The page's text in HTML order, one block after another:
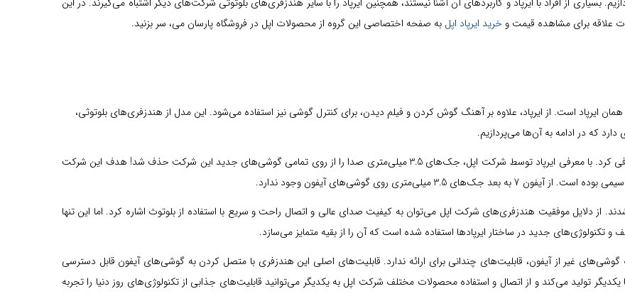
علاقه برای مشاهده قیمت و خرید ایرپاد اپل به صفحه اختصاصی این گروه از محصولات اپل در فروشگاه پارسان می،‌ سر بزنید.
ایرپاد‌ است. از ایرپاد، علاوه بر آهنگ گوش کردن و فیلم دیدن، برای کنترل گوشی نیز استفاده می‌شود. این مدل از هندزفری‌های بلوتوثی،
که در ادامه به آن‌ها می‌پردازیم.
شرکت اپل در سال 2016 برای اولین بار ایرپاد را با گوشی آیفون 7 معرفی کرد. با معرفی ایرپاد توسط شرکت اپل، جک‌های 3.5 میلی‌متری صدا را از روی تمامی گوشی‌های جدید این شرکت حذف شد! هدف این شرکت
روی گوشی‌های آیفون وجود ندارد.
شدند. از دلایل موفقیت هندزفری‌های شرکت اپل می‌توان به کیفیت صدای عالی و اتصال راحت و سریع با استفاده از بلوتوث اشاره کرد. اما این تنها
تکنولوژی‌های جدید در ساختار ایرپاد‌ها استفاده شده است که آن را از بقیه متمایز می‌سازد.
گوشی‌های غیر از آیفون، قابلیت‌های چندانی برای ارائه ندارد. قابلیت‌های اصلی این هندزفری با متصل کردن به گوشی‌های آیفون قابل دسترسی
تولید می‌کند و از اتصال و استفاده محصولات مختلف شرکت اپل به یکدیگر می‌توانید قابلیت‌های جذابی از تکنولوژی‌های روز دنیا را تجربه